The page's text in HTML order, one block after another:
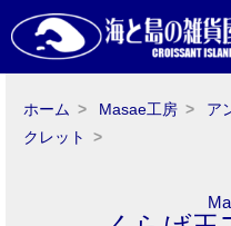
ホーム Masae工房 ア
クレット